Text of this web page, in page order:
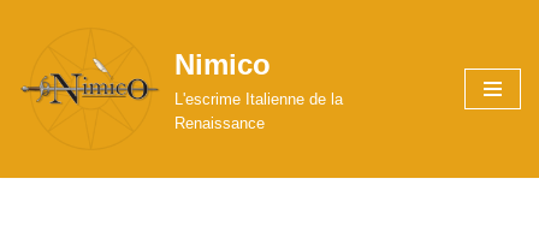
au
Nimico
L'escrime Italienne de la
Renaissance